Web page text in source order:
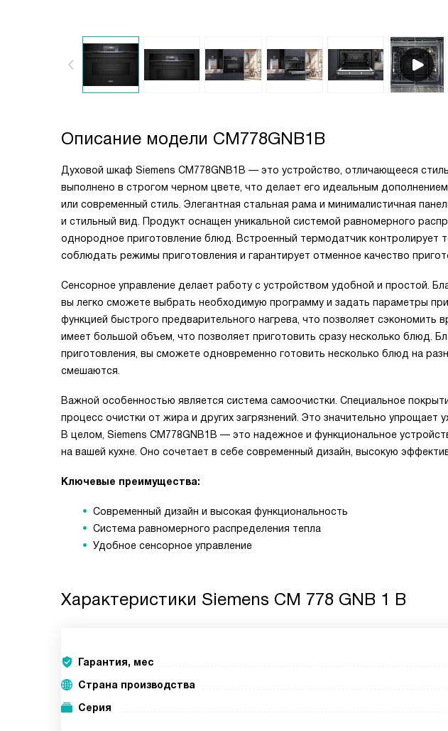
Описание модели CM778GNB1B
Духовой шкаф Siemens CM778GNB1B — это устройство, отличающееся
выполнено в строгом черном цвете, что делает его идеальным
или современный стиль. Элегантная стальная рама и минималистичная
и стильный вид. Продукт оснащен уникальной системой равномерного
однородное приготовление блюд. Встроенный термодатчик контролирует
соблюдать режимы приготовления и гарантирует отменное качество
Сенсорное управление делает работу с устройством удобной и простой.
вы легко сможете выбрать необходимую программу и задать параметры
функцией быстрого предварительного нагрева, что позволяет сэкономить
имеет большой объем, что позволяет приготовить сразу несколько блюд.
приготовления, вы сможете одновременно готовить несколько блюд на
смешаются.
Важной особенностью является система самоочистки. Специальное
процесс очистки от жира и других загрязнений. Это значительно упрощает
В целом, Siemens CM778GNB1B — это надежное и функциональное
на вашей кухне. Оно сочетает в себе современный дизайн, высокую
Ключевые преимущества:
Современный дизайн и высокая функциональность
Система равномерного распределения тепла
Удобное сенсорное управление
Характеристики Siemens CM 778 GNB 1 B
Гарантия, мес
Страна производства
Серия